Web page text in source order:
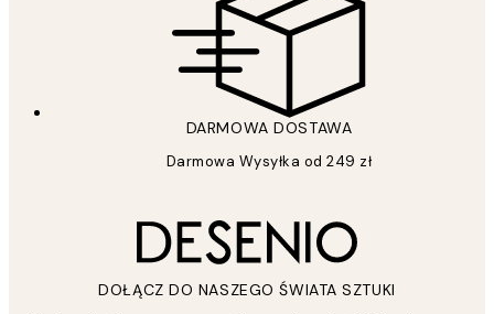
DARMOWA DOSTAWA
Darmowa Wysyłka od 249 zł
DOŁĄCZ DO NASZEGO ŚWIATA SZTUKI